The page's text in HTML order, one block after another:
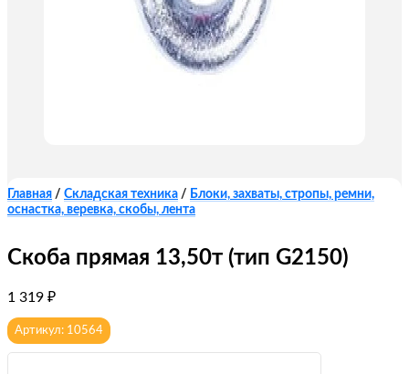
Главная / Складская техника / Блоки, захваты, стропы, ремни,
оснастка, веревка, скобы, лента
Скоба прямая 13,50т (тип G2150)
1 319 ₽
Артикул: 10564